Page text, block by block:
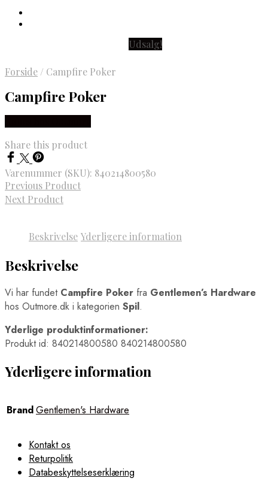
Udsalg!
Forside / Campfire Poker
Campfire Poker
Share this product
Varenummer (SKU): 840214800580
Previous Product
Next Product
Beskrivelse Yderligere information
Beskrivelse
Vi har fundet Campfire Poker fra Gentlemen’s Hardware
hos Outmore.dk i kategorien Spil.
Yderlige produktinformationer:
Produkt id: 840214800580 840214800580
Yderligere information
BrandGentlemen's Hardware
Kontakt os
Returpolitik
Databeskyttelseserklæring